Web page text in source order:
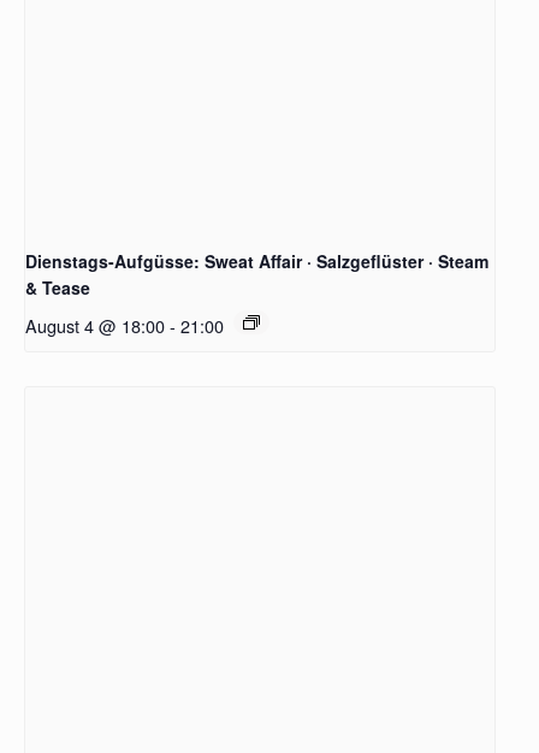
Dienstags-Aufgüsse: Sweat Affair · Salzgeflüster · Steam
& Tease
August 4 @ 18:00- 21:00